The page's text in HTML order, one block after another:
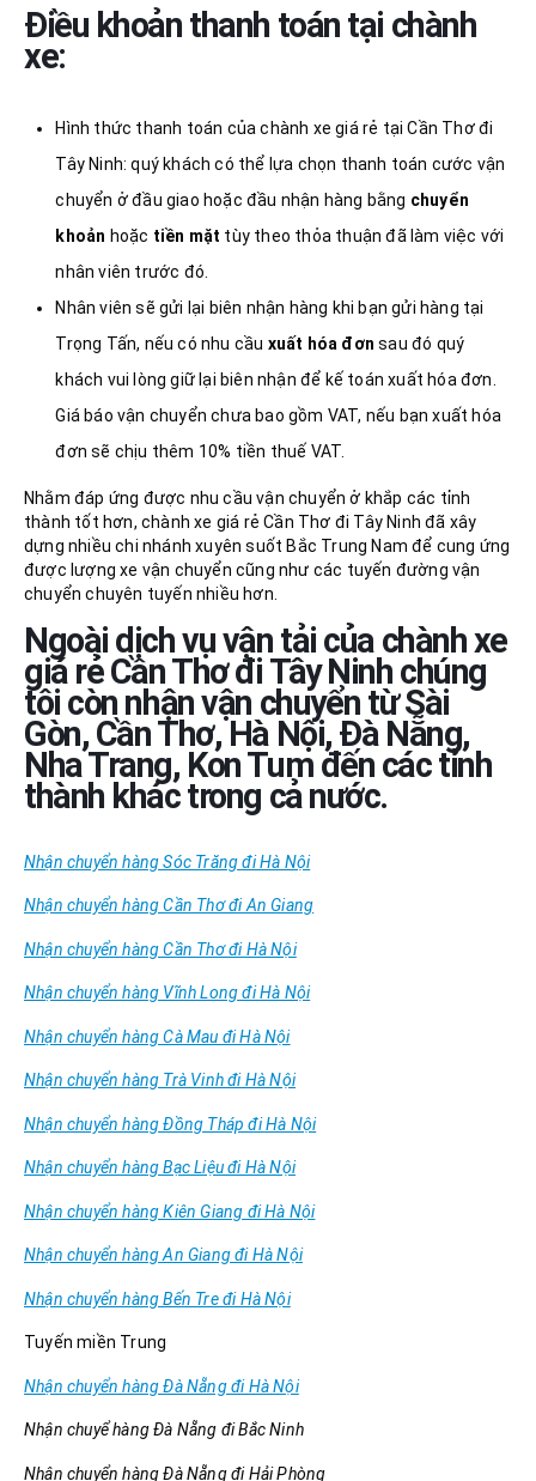
Điều khoản thanh toán tại chành
xe:
Hình thức thanh toán của chành xe giá rẻ tại Cần Thơ đi
Tây Ninh: quý khách có thể lựa chọn thanh toán cước vận
chuyển ở đầu giao hoặc đầu nhận hàng bằng chuyển
khoản hoặc tiền mặt tùy theo thỏa thuận đã làm việc với
nhân viên trước đó.
Nhân viên sẽ gửi lại biên nhận hàng khi bạn gửi hàng tại
Trọng Tấn, nếu có nhu cầu xuất hóa đơn sau đó quý
khách vui lòng giữ lại biên nhận để kế toán xuất hóa đơn.
Giá báo vận chuyển chưa bao gồm VAT, nếu bạn xuất hóa
đơn sẽ chịu thêm 10% tiền thuế VAT.
Nhằm đáp ứng được nhu cầu vận chuyển ở khắp các tỉnh
thành tốt hơn, chành xe giá rẻ Cần Thơ đi Tây Ninh đã xây
dựng nhiều chi nhánh xuyên suốt Bắc Trung Nam để cung ứng
được lượng xe vận chuyển cũng như các tuyến đường vận
chuyển chuyên tuyến nhiều hơn.
Ngoài dịch vụ vận tải của chành xe
giá rẻ Cần Thơ đi Tây Ninh chúng
tôi còn nhận vận chuyển từ Sài
Gòn, Cần Thơ, Hà Nội, Đà Nẵng,
Nha Trang, Kon Tum đến các tỉnh
thành khác trong cả nước.
Nhận chuyển hàng Sóc Trăng đi Hà Nội
Nhận chuyển hàng Cần Thơ đi An Giang
Nhận chuyển hàng Cần Thơ đi Hà Nội
Nhận chuyển hàng Vĩnh Long đi Hà Nội
Nhận chuyển hàng Cà Mau đi Hà Nội
Nhận chuyển hàng Trà Vinh đi Hà Nội
Nhận chuyển hàng Đồng Tháp đi Hà Nội
Nhận chuyển hàng Bạc Liệu đi Hà Nội
Nhận chuyển hàng Kiên Giang đi Hà Nội
Nhận chuyển hàng An Giang đi Hà Nội
Nhận chuyển hàng Bến Tre đi Hà Nội
Tuyến miền Trung
Nhận chuyển hàng Đà Nẵng đi Hà Nội
Nhận chuyể hàng Đà Nẵng đi Bắc Ninh
Nhận chuyển hàng Đà Nẵng đi Hải Phòng